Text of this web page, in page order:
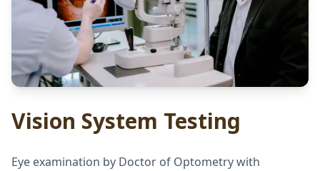
Vision System Testing
Eye examination by Doctor of Optometry with